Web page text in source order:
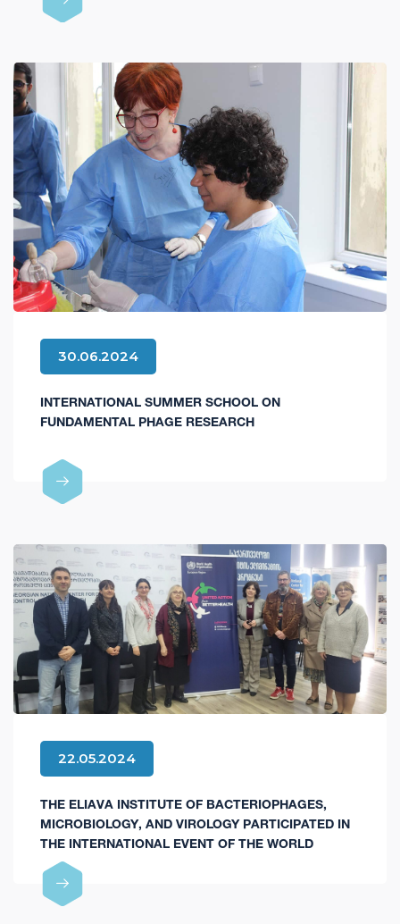
30.06.2024
INTERNATIONAL SUMMER SCHOOL ON
FUNDAMENTAL PHAGE RESEARCH
22.05.2024
THE ELIAVA INSTITUTE OF BACTERIOPHAGES,
MICROBIOLOGY, AND VIROLOGY PARTICIPATED IN
THE INTERNATIONAL EVENT OF THE WORLD
HEALTH ORGANIZATION (WHO EURO) AND THE
GLOBAL ANTIMICROBIAL RESISTANCE RESEARCH
AND DEVELOPMENT (AMR R&D) HUB